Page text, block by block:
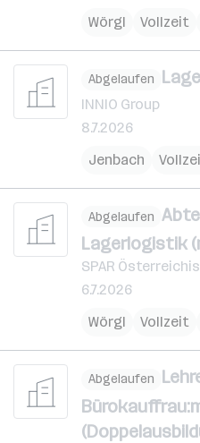
Wörgl
Vollzeit
Abgelaufen
INNIO Group
8.7.2026
Jenbach
Abgelaufen
Lagerlogistik
SPAR
6.7.2026
Wörgl
Vollzeit
Abgelaufen